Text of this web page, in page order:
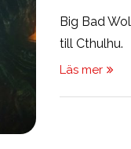
Big Bad
till Cthulhu.
Läs mer